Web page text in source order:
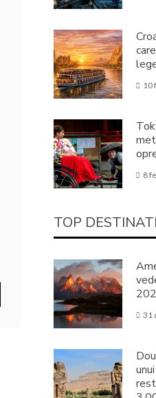
10
8
TOP
31